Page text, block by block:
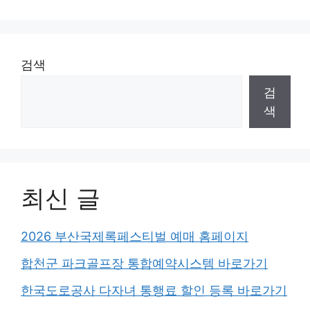
검색
검
색
최신 글
2026 부산국제록페스티벌 예매 홈페이지
합천군 파크골프장 통합예약시스템 바로가기
한국도로공사 다자녀 통행료 할인 등록 바로가기